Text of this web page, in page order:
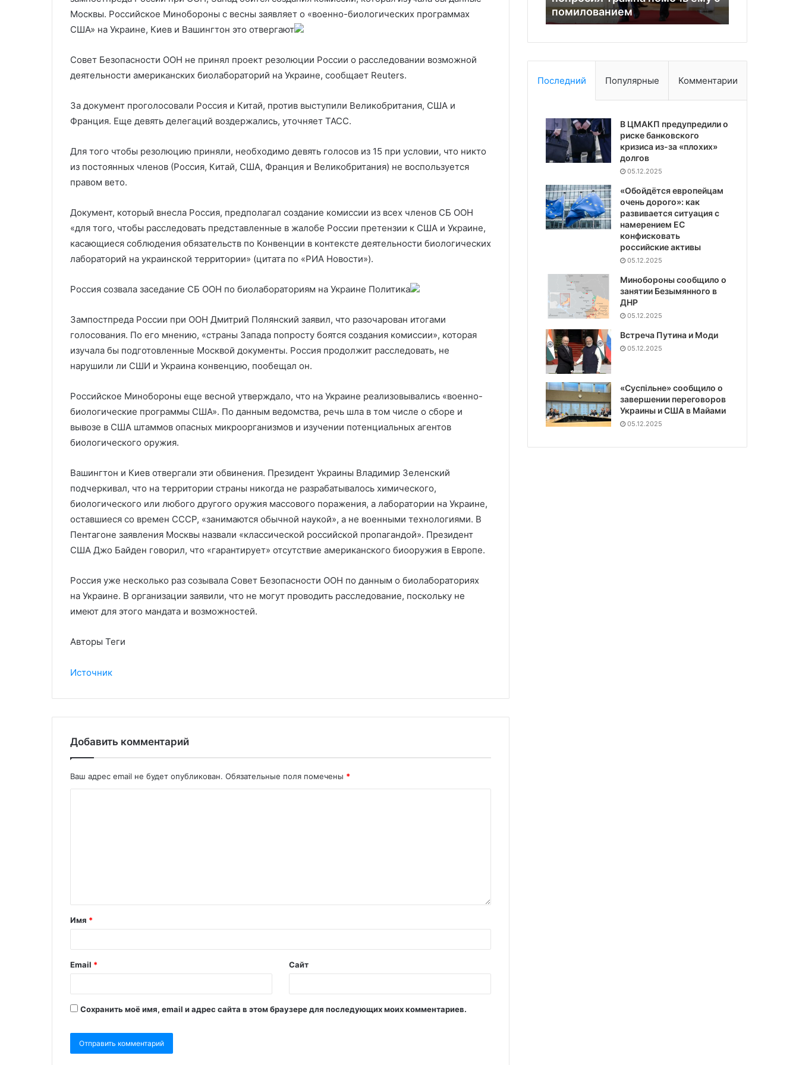
Москвы. Российское Минобороны с весны заявляет о «военно-биологических программах
США» на Украине, Киев и Вашингтон это отвергают
Совет Безопасности ООН не принял проект резолюции России о расследовании возможной
деятельности американских биолабораторий на Украине, сообщает Reuters.
За документ проголосовали Россия и Китай, против выступили Великобритания, США и
Франция. Еще девять делегаций воздержались, уточняет ТАСС.
Для того чтобы резолюцию приняли, необходимо девять голосов из 15 при условии, что никто
из постоянных членов (Россия, Китай, США, Франция и Великобритания) не воспользуется
правом вето.
Документ, который внесла Россия, предполагал создание комиссии из всех членов СБ ООН
«для того, чтобы расследовать представленные в жалобе России претензии к США и Украине,
касающиеся соблюдения обязательств по Конвенции в контексте деятельности биологических
лабораторий на украинской территории» (цитата по «РИА Новости»).
Россия созвала заседание СБ ООН по биолабораториям на Украине Политика
Зампостпреда России при ООН Дмитрий Полянский заявил, что разочарован итогами
голосования. По его мнению, «страны Запада попросту боятся создания комиссии», которая
изучала бы подготовленные Москвой документы. Россия продолжит расследовать, не
нарушили ли СШИ и Украина конвенцию, пообещал он.
Российское Минобороны еще весной утверждало, что на Украине реализовывались «военно-
биологические программы США». По данным ведомства, речь шла в том числе о сборе и
вывозе в США штаммов опасных микроорганизмов и изучении потенциальных агентов
биологического оружия.
Вашингтон и Киев отвергали эти обвинения. Президент Украины Владимир Зеленский
подчеркивал, что на территории страны никогда не разрабатывалось химического,
биологического или любого другого оружия массового поражения, а лаборатории на Украине,
оставшиеся со времен СССР, «занимаются обычной наукой», а не военными технологиями. В
Пентагоне заявления Москвы назвали «классической российской пропагандой». Президент
США Джо Байден говорил, что «гарантирует» отсутствие американского биооружия в Европе.
Россия уже несколько раз созывала Совет Безопасности ООН по данным о биолабораториях
на Украине. В организации заявили, что не могут проводить расследование, поскольку не
имеют для этого мандата и возможностей.
Авторы Теги
Источник
Добавить комментарий
Ваш адрес email не будет опубликован. Обязательные поля помечены *
Имя *
Email * Сайт
Сохранить моё имя, email и адрес сайта в этом браузере для последующих моих комментариев.
ЕС в Молдавии
паспорта
израильского паспорта
помилованием
помилованием
пенсиям
к пенсиям народных артистов
нет
Последний Популярные Комментарии
В ЦМАКП предупредили о
риске банковского
кризиса из-за «плохих»
долгов
05.12.2025
«Обойдётся европейцам
очень дорого»: как
развивается ситуация с
намерением ЕС
конфисковать
российские активы
05.12.2025
Минобороны сообщило о
занятии Безымянного в
ДНР
05.12.2025
Встреча Путина и Моди
05.12.2025
«Суспiльне» сообщило о
завершении переговоров
Украины и США в Майами
05.12.2025